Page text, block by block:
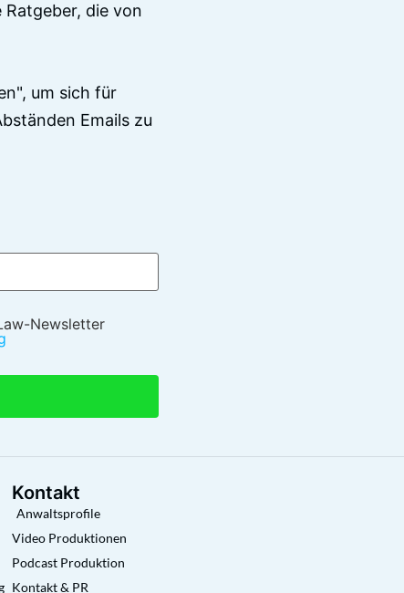
die von
um sich für
Emails zu
Newsletter
Kontakt
Anwaltsprofile
Video Produktionen
Podcast Produktion
Kontakt & PR